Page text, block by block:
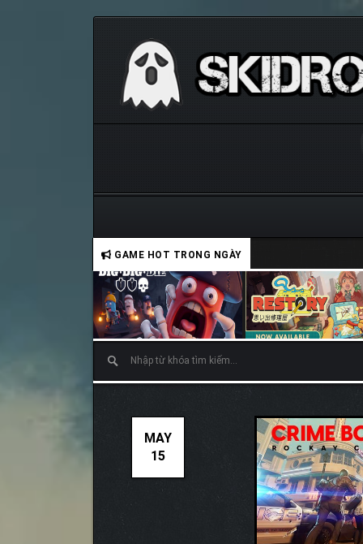
GAME HOT TRONG NGÀY
MAY
15